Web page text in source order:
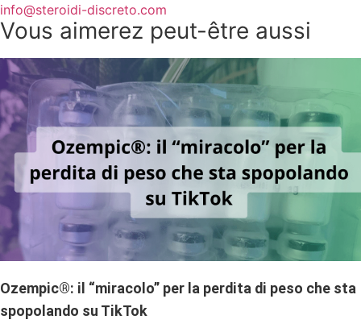
info@steroidi-discreto.com
Vous aimerez peut-être aussi
Ozempic®: il “miracolo” per la perdita di peso che sta
spopolando su TikTok